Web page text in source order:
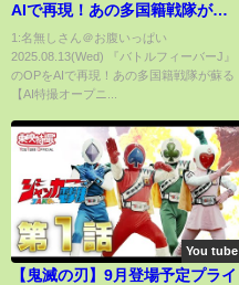
AIで再現！あの多国籍戦隊が蘇
る【AI特撮オープニング再現】
🌍⚡️
1:名無しさん＠お腹いっぱい
2025.08.13(Wed) 『バトルフィーバーJ』
のOPをAIで再現！あの多国籍戦隊が蘇る
【AI特撮オープニ...
You tube
【鬼滅の刃】9月登場予定プライ